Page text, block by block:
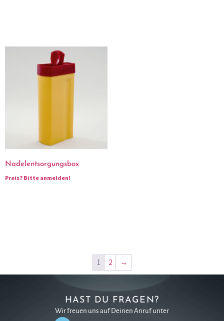
Nadelentsorgungsbox
Preis? Bitte anmelden!
1 2 →
HAST DU FRAGEN?
Wir freuen uns auf Deinen Anruf unter